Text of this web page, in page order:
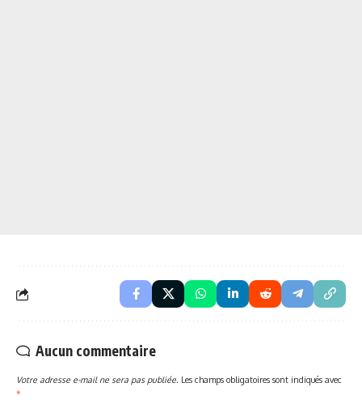
Aucun commentaire
Votre adresse e-mail ne sera pas publiée. Les champs obligatoires sont indiqués avec
*